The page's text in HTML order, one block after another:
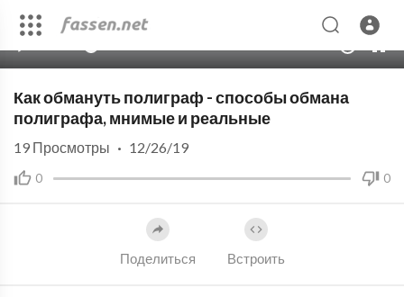
Как обмануть полиграф - способы обмана
полиграфа, мнимые и реальные
0 0
19 Просмотры · 12/26/19
Поделиться Встроить